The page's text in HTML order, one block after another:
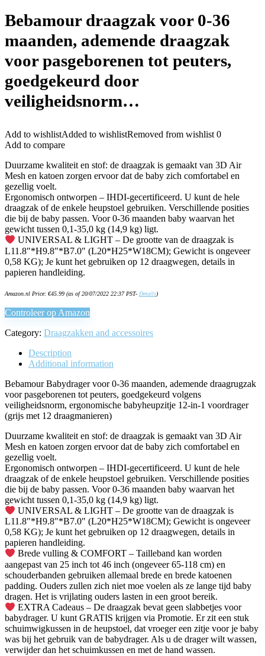
Bebamour draagzak voor 0-36
maanden, ademende draagzak
voor pasgeborenen tot peuters,
goedgekeurd door
veiligheidsnorm…
Add to wishlistAdded to wishlistRemoved from wishlist 0
Add to compare
Duurzame kwaliteit en stof: de draagzak is gemaakt van 3D Air
Mesh en katoen zorgen ervoor dat de baby zich comfortabel en
gezellig voelt.
Ergonomisch ontworpen – IHDI-gecertificeerd. U kunt de hele
draagzak of de enkele heupstoel gebruiken. Verschillende posities
die bij de baby passen. Voor 0-36 maanden baby waarvan het
gewicht tussen 0,1-35,0 kg (14,9 kg) ligt.
UNIVERSAL & LIGHT – De grootte van de draagzak is
L11.8″*H9.8″*B7.0″ (L20*H25*W18CM); Gewicht is ongeveer
0,58 KG); Je kunt het gebruiken op 12 draagwegen, details in
papieren handleiding.
Amazon.nl Price: €45.99 (as of 20/07/2022 22:37 PST- Details)
Controleer op Amazon
Category: Draagzakken and accessoires
Description
Additional information
Bebamour Babydrager voor 0-36 maanden, ademende draagrugzak
voor pasgeborenen tot peuters, goedgekeurd volgens
veiligheidsnorm, ergonomische babyheupzitje 12-in-1 voordrager
(grijs met 12 draagmanieren)
Duurzame kwaliteit en stof: de draagzak is gemaakt van 3D Air
Mesh en katoen zorgen ervoor dat de baby zich comfortabel en
gezellig voelt.
Ergonomisch ontworpen – IHDI-gecertificeerd. U kunt de hele
draagzak of de enkele heupstoel gebruiken. Verschillende posities
die bij de baby passen. Voor 0-36 maanden baby waarvan het
gewicht tussen 0,1-35,0 kg (14,9 kg) ligt.
UNIVERSAL & LIGHT – De grootte van de draagzak is
L11.8″*H9.8″*B7.0″ (L20*H25*W18CM); Gewicht is ongeveer
0,58 KG); Je kunt het gebruiken op 12 draagwegen, details in
papieren handleiding.
Brede vulling & COMFORT – Tailleband kan worden
aangepast van 25 inch tot 46 inch (ongeveer 65-118 cm) en
schouderbanden gebruiken allemaal brede en brede katoenen
padding. Ouders zullen zich niet moe voelen als ze lange tijd baby
dragen. Het is vrijlating ouders lasten in een groot bereik.
EXTRA Cadeaus – De draagzak bevat geen slabbetjes voor
babydrager. U kunt GRATIS krijgen via Promotie. Er zit een stuk
schuimwigkussen in de heupstoel, dat vroeger een zitje voor je baby
was bij het gebruik van de babydrager. Als u de drager wilt wassen,
verwijder dan het schuimkussen en met de hand wassen.